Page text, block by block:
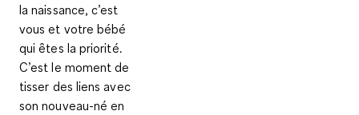
la naissance, c’est
vous et votre bébé
qui êtes la priorité.
C’est le moment de
tisser des liens avec
son nouveau-né en